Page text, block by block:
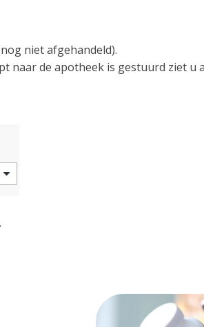
niet afgehandeld).
naar de apotheek is gestuurd ziet u